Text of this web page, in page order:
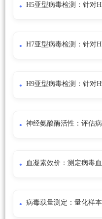
H5亚型病毒检测：针对
H7亚型病毒检测：针对
H9亚型病毒检测：针对
神经氨酸酶活性：评估
血凝素效价：测定病毒
病毒载量测定：量化样